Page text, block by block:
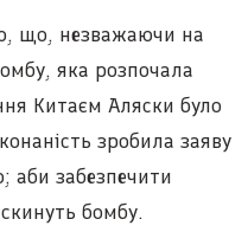
що, незважаючи на
яка розпочала
Китаєм Аляски було
зробила заяву
забезпечити
бомбу.